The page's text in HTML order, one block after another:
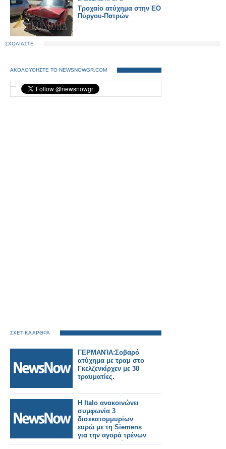
Τροχαίο ατύχημα στην ΕΟ
Πύργου-Πατρών
ΣΧΟΛΙΑΣΤΕ
ΑΚΟΛΟΥΘΗΣΤΕ ΤΟ NEWSNOWGR.COM
ΣΧΕΤΙΚΑ ΑΡΘΡΑ
ΓΕΡΜΑΝΊΑ:Σοβαρό
ατύχημα με τραμ στο
Γκελζενκίρχεν με 30
τραυματίες.
Η Italo ανακοινώνει
συμφωνία 3
δισεκατομμυρίων
ευρώ με τη Siemens
για την αγορά τρένων
για τη Γερμανία.